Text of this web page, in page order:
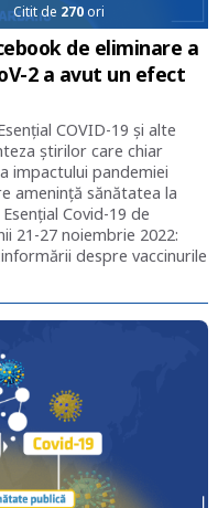
Citit de 270ori
de eliminare a
2 a avut un efect
COVID-19 și alte
știrilor care chiar
impactului pandemiei
amenință sănătatea la
Covid-19 de
21-27 noiembrie 2022:
despre vaccinurile